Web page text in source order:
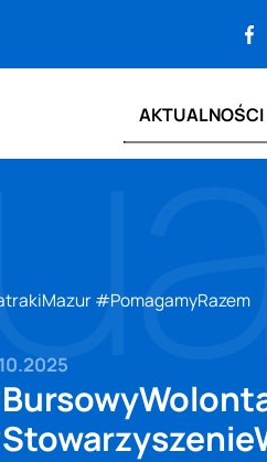
AKTUALNOŚCI
#PomagamyRazem